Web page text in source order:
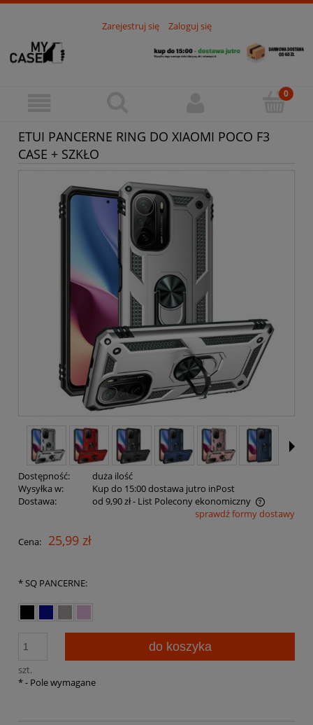
Zarejestruj się Zaloguj się
ETUI PANCERNE RING DO XIAOMI POCO F3
CASE + SZKŁO
Dostępność:
duża ilość
Wysyłka w:
Kup do 15:00 dostawa jutro inPost
Dostawa:
od 9,90 zł- List Polecony ekonomiczny
Cena nie zawiera ewentualnych kosztów płatnościsprawdź formy dostawy
Cena: 25,99 zł
*SQ PANCERNE:
szt.
do koszyka
*- Pole wymagane